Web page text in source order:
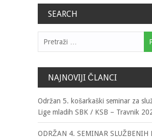
SEARCH
NAJNOVIJI ČLANCI
Održan 5. košarkaški seminar za
Lige mladih SBK / KSB – Travnik
ODRŽAN 4. SEMINAR SLUŽBENIH